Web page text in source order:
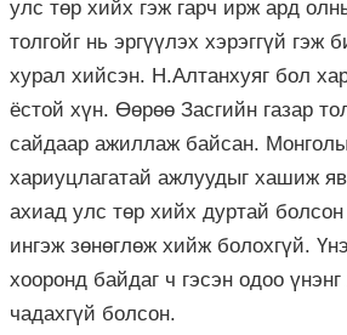
улс төр хийх гэж гарч ирж ард
толгойг нь эргүүлэх хэрэггүй гэж
хурал хийсэн. Н.Алтанхуяг бол
ёстой хүн. Өөрөө Засгийн газар
сайдаар ажиллаж байсан.
хариуцлагатай ажлуудыг хашиж
ахиад улс төр хийх дуртай
ингэж зөнөглөж хийж болохгүй.
хооронд байдаг ч гэсэн одоо
чадахгүй болсон.